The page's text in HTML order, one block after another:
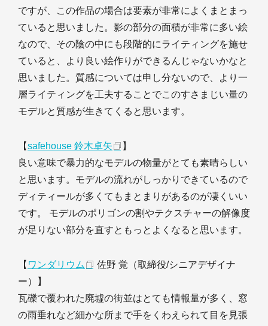
ですが、この作品の場合は要素が非常によくまとまっ
ていると思いました。影の部分の面積が非常に多い絵
なので、その陰の中にも段階的にライティングを施せ
ていると、より良い絵作りができるんじゃないかなと
思いました。質感については申し分ないので、より一
層ライティングを工夫することでこのすさまじい量の
モデルと質感が生きてくると思います。
【safehouse 鈴木卓矢
】
良い意味で暴力的なモデルの物量がとても素晴らしい
と思います。モデルの流れがしっかりできているので
ディティールが多くてもまとまりがあるのが凄くいい
です。 モデルのポリゴンの割やテクスチャーの解像度
が足りない部分を直すともっとよくなると思います。
【 ワンダリウム
佐野 覚（取締役/シニアデザイナ
ー）】
瓦礫で覆われた廃墟の街並はとても情報量が多く、窓
の雨垂れなど細かな所まで手をくわえられて目を見張